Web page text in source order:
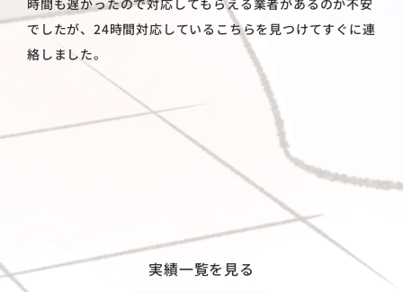
でしたが、24時間対応しているこちらを見つけてすぐに連
絡しました。
実績一覧を見る